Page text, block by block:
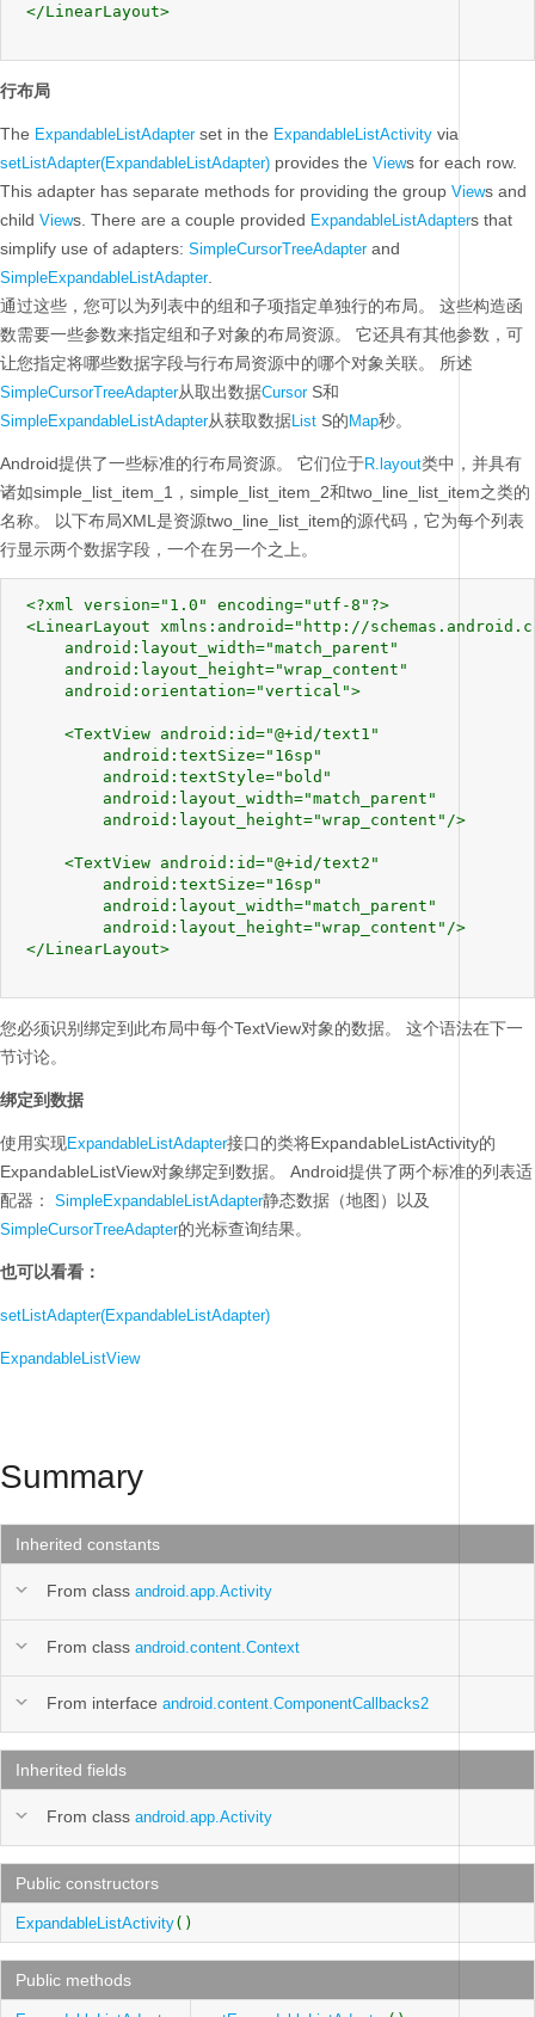
</LinearLayout>
行布局
The ExpandableListAdapterset in the ExpandableListActivity via
setListAdapter(ExpandableListAdapter) provides the Views for each row.
This adapter has separate methods for providing the group Views and
child Views. There are a couple provided ExpandableListAdapters that
simplify use of adapters: SimpleCursorTreeAdapterand
SimpleExpandableListAdapter.
通过这些，您可以为列表中的组和子项指定单独行的布局。
这些构造函
数需要一些参数来指定组和子对象的布局资源。
它还具有其他参数，可
让您指定将哪些数据字段与行布局资源中的哪个对象关联。
所述
SimpleCursorTreeAdapter从取出数据CursorS和
SimpleExpandableListAdapter从获取数据List S的 Map秒。
Android提供了一些标准的行布局资源。 它们位于R.layout类中，并具有
诸如simple_list_item_1，simple_list_item_2和two_line_list_item之类的
名称。
以下布局XML是资源two_line_list_item的源代码，它为每个列表
行显示两个数据字段，一个在另一个之上。
<?xml version="1.0" encoding="utf-8"?>
<LinearLayout xmlns:android="http://
     android:layout_width="match_parent"
     android:layout_height="wrap_content"
     android:orientation="vertical">
     <TextView android:id="@+id/text1"
         android:textSize="16sp"
         android:textStyle="bold"
         android:layout_width="match_parent"
         android:layout_height="wrap_content"/>
     <TextView android:id="@+id/text2"
         android:textSize="16sp"
         android:layout_width="match_parent"
         android:layout_height="wrap_content"/>
</LinearLayout>
您必须识别绑定到此布局中每个TextView对象的数据。
这个语法在下一
节讨论。
绑定到数据
使用实现ExpandableListAdapter接口的类将ExpandableListActivity的
ExpandableListView对象绑定到数据。
Android提供了两个标准的列表适
配器： SimpleExpandableListAdapter静态数据（地图）以及
SimpleCursorTreeAdapter的光标查询结果。
也可以看看：
setListAdapter(ExpandableListAdapter)
ExpandableListView
Summary
Inherited constants
From class android.app.Activity
From class android.content.Context
From interface android.content.ComponentCallbacks2
Inherited fields
From class android.app.Activity
Public constructors
ExpandableListActivity()
Public methods